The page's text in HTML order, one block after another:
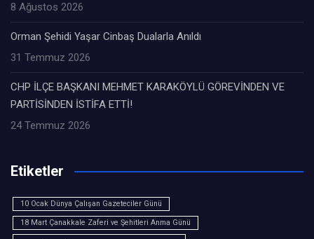
8 Ağustos 2026
Orman Şehidi Yaşar Cinbaş Dualarla Anıldı
31 Temmuz 2026
CHP İLÇE BAŞKANI MEHMET KARAKÖYLÜ GÖREVİNDEN VE
PARTİSİNDEN İSTİFA ETTİ!
24 Temmuz 2026
Etiketler
10 Ocak Dünya Çalışan Gazeteciler Günü
18 Mart Çanakkale Zaferi ve Şehitleri Anma Günü